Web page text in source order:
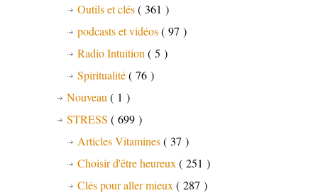
Outils et clés( 361 )
podcasts et vidéos( 97 )
Radio Intuition ( 5 )
Spiritualité( 76 )
Nouveau ( 1 )
STRESS ( 699 )
Articles Vitamines( 37 )
Choisir d'être heureux ( 251 )
Clés pour aller mieux ( 287 )